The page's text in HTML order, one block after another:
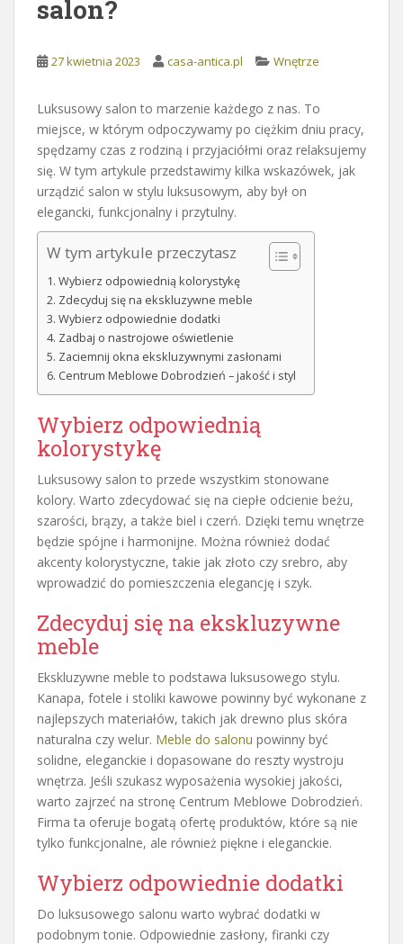
salon?
27 kwietnia 2023 casa-antica.pl Wnętrze
Luksusowy salon to marzenie każdego z nas. To
miejsce, w którym odpoczywamy po ciężkim dniu pracy,
spędzamy czas z rodziną i przyjaciółmi oraz relaksujemy
się. W tym artykule przedstawimy kilka wskazówek, jak
urządzić salon w stylu luksusowym, aby był on
elegancki, funkcjonalny i przytulny.
W tym artykule przeczytasz
Wybierz odpowiednią kolorystykę
Zdecyduj się na ekskluzywne meble
Wybierz odpowiednie dodatki
Zadbaj o nastrojowe oświetlenie
Zaciemnij okna ekskluzywnymi zasłonami
Centrum Meblowe Dobrodzień – jakość i styl
Wybierz odpowiednią
kolorystykę
Luksusowy salon to przede wszystkim stonowane
kolory. Warto zdecydować się na ciepłe odcienie beżu,
szarości, brązy, a także biel i czerń. Dzięki temu wnętrze
będzie spójne i harmonijne. Można również dodać
akcenty kolorystyczne, takie jak złoto czy srebro, aby
wprowadzić do pomieszczenia elegancję i szyk.
Zdecyduj się na ekskluzywne
meble
Ekskluzywne meble to podstawa luksusowego stylu.
Kanapa, fotele i stoliki kawowe powinny być wykonane z
najlepszych materiałów, takich jak drewno plus skóra
naturalna czy welur. Meble do salonu powinny być
solidne, eleganckie i dopasowane do reszty wystroju
wnętrza. Jeśli szukasz wyposażenia wysokiej jakości,
warto zajrzeć na stronę Centrum Meblowe Dobrodzień.
Firma ta oferuje bogatą ofertę produktów, które są nie
tylko funkcjonalne, ale również piękne i eleganckie.
Wybierz odpowiednie dodatki
Do luksusowego salonu warto wybrać dodatki w
podobnym tonie. Odpowiednie zasłony, firanki czy